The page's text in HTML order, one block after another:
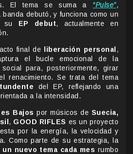
El tema se suma a “Pulse”,
debutó, y funciona como un
su EP debut, actualmente en
final de liberación personal ,
el bucle emocional de la
para, posteriormente, girar
renacimiento. Se trata del tema
del EP, reflejando una
a la intensidad.
Bajos por músicos de Suecia,
, GOOD RIFLES es un proyecto
por la energía, la velocidad y
Como parte de su estrategia, la
un nuevo tema cada mes rumbo